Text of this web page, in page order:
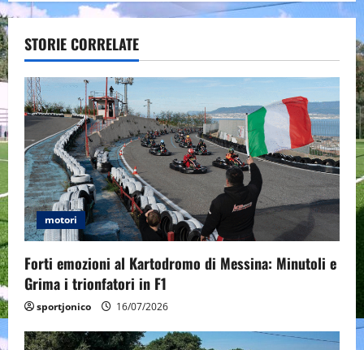
v
i
g
a
t
i
o
n
STORIE CORRELATE
motori
Forti emozioni al Kartodromo di Messina: Minutoli e
Grima i trionfatori in F1
sportjonico 16/07/2026